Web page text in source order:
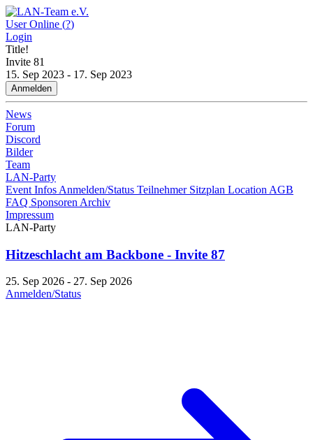
User Online (?)
Login
Title!
Invite 81
15. Sep 2023 - 17. Sep 2023
Anmelden
News
Forum
Discord
Bilder
Team
LAN-Party
Event Infos Anmelden/Status Teilnehmer Sitzplan Location AGB
FAQ Sponsoren Archiv
Impressum
LAN-Party
Hitzeschlacht am Backbone - Invite 87
25. Sep 2026 - 27. Sep 2026
Anmelden/Status